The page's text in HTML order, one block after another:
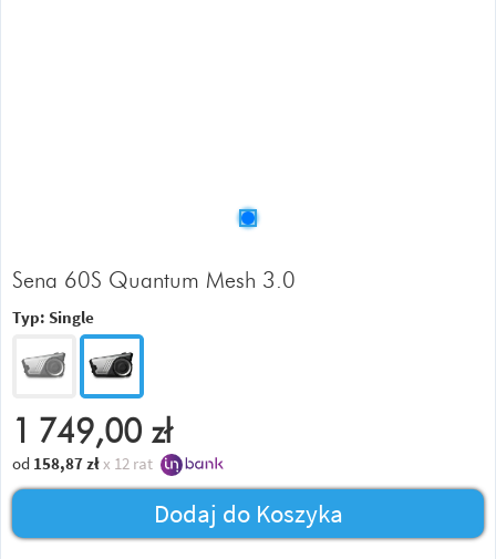
Sena 60S Quantum Mesh 3.0
Typ: Single
1 749,00 zł
od 158,87 zł x 12 rat
Dodaj do Koszyka